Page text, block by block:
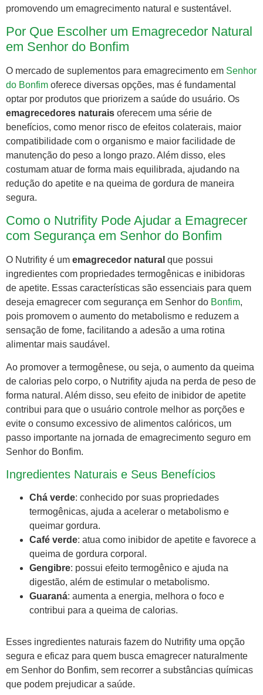
promovendo um emagrecimento natural e sustentável.
Por Que Escolher um Emagrecedor Natural
em Senhor do Bonfim
O mercado de suplementos para emagrecimento em Senhor
do Bonfim oferece diversas opções, mas é fundamental
optar por produtos que priorizem a saúde do usuário. Os
emagrecedores naturais oferecem uma série de
benefícios, como menor risco de efeitos colaterais, maior
compatibilidade com o organismo e maior facilidade de
manutenção do peso a longo prazo. Além disso, eles
costumam atuar de forma mais equilibrada, ajudando na
redução do apetite e na queima de gordura de maneira
segura.
Como o Nutrifity Pode Ajudar a Emagrecer
com Segurança em Senhor do Bonfim
O Nutrifity é um emagrecedor natural que possui
ingredientes com propriedades termogênicas e inibidoras
de apetite. Essas características são essenciais para quem
deseja emagrecer com segurança em Senhor do Bonfim,
pois promovem o aumento do metabolismo e reduzem a
sensação de fome, facilitando a adesão a uma rotina
alimentar mais saudável.
Ao promover a termogênese, ou seja, o aumento da queima
de calorias pelo corpo, o Nutrifity ajuda na perda de peso de
forma natural. Além disso, seu efeito de inibidor de apetite
contribui para que o usuário controle melhor as porções e
evite o consumo excessivo de alimentos calóricos, um
passo importante na jornada de emagrecimento seguro em
Senhor do Bonfim.
Ingredientes Naturais e Seus Benefícios
Chá verde: conhecido por suas propriedades
termogênicas, ajuda a acelerar o metabolismo e
queimar gordura.
Café verde: atua como inibidor de apetite e favorece a
queima de gordura corporal.
Gengibre: possui efeito termogênico e ajuda na
digestão, além de estimular o metabolismo.
Guaraná: aumenta a energia, melhora o foco e
contribui para a queima de calorias.
Esses ingredientes naturais fazem do Nutrifity uma opção
segura e eficaz para quem busca emagrecer naturalmente
em Senhor do Bonfim, sem recorrer a substâncias químicas
que podem prejudicar a saúde.